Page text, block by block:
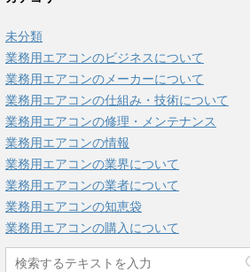
未分類
業務用エアコンのビジネスについて
業務用エアコンのメーカーについて
業務用エアコンの仕組み・技術について
業務用エアコンの修理・メンテナンス
業務用エアコンの情報
業務用エアコンの業界について
業務用エアコンの業者について
業務用エアコンの知恵袋
業務用エアコンの購入について